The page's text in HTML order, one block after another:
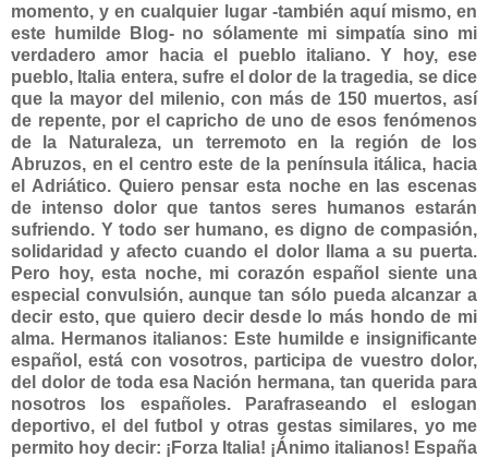
momento, y en cualquier lugar -también aquí mismo, en
este humilde Blog- no sólamente mi simpatía sino mi
verdadero amor hacia el pueblo italiano. Y hoy, ese
pueblo, Italia entera, sufre el dolor de la tragedia, se dice
que la mayor del milenio, con más de 150 muertos, así
de repente, por el capricho de uno de esos fenómenos
de la Naturaleza, un terremoto en la región de los
Abruzos, en el centro este de la península itálica, hacia
el Adriático. Quiero pensar esta noche en las escenas
de intenso dolor que tantos seres humanos estarán
sufriendo. Y todo ser humano, es digno de compasión,
solidaridad y afecto cuando el dolor llama a su puerta.
Pero hoy, esta noche, mi corazón español siente una
especial convulsión, aunque tan sólo pueda alcanzar a
decir esto, que quiero decir desde lo más hondo de mi
alma. Hermanos italianos: Este humilde e insignificante
español, está con vosotros, participa de vuestro dolor,
del dolor de toda esa Nación hermana, tan querida para
nosotros los españoles. Parafraseando el eslogan
deportivo, el del futbol y otras gestas similares, yo me
permito hoy decir: ¡Forza Italia! ¡Ánimo italianos! España